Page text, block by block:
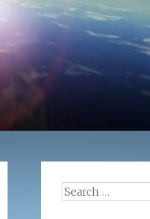
Search